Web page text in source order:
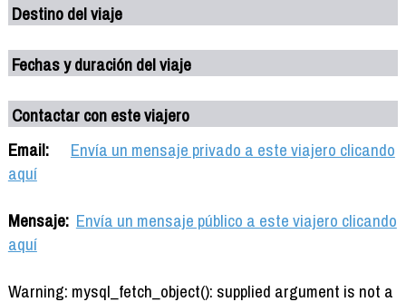
Destino del viaje
Fechas y duración del viaje
Contactar con este viajero
Email:
Envía un mensaje privado a este viajero clicando
aquí
Mensaje: Envía un mensaje público a este viajero clicando
aquí
Warning: mysql_fetch_object(): supplied argument is not a